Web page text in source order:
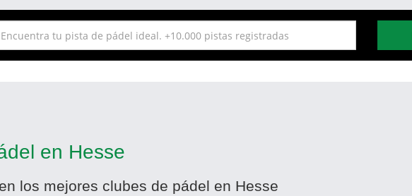
en Hesse
los mejores clubes de pádel en Hesse